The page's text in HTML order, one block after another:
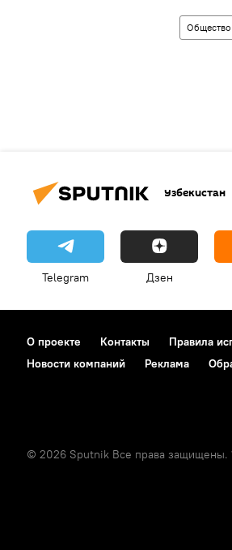
Общество
Узбекистан
Telegram Дзен
О проекте Контакты Правила
Новости компаний
Реклама
© 2026 Sputnik Все права защищены.